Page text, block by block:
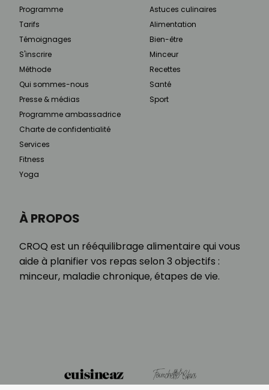
À PROPOS
CROQ est un rééquilibrage alimentaire qui vous
aide à planifier vos repas selon 3 objectifs :
minceur, maladie chronique, étapes de vie.
Programme
Tarifs
Témoignages
S'inscrire
Méthode
Qui sommes-nous
Presse & médias
Programme ambassadrice
Charte de confidentialité
Services
Fitness
Yoga
Astuces culinaires
Alimentation
Bien-être
Minceur
Recettes
Santé
Sport